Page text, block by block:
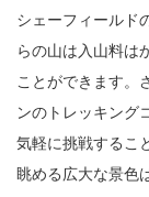
シェーフィールド
らの山は入山料は
ことができます。
ンのトレッキング
気軽に挑戦するこ
眺める広大な景色